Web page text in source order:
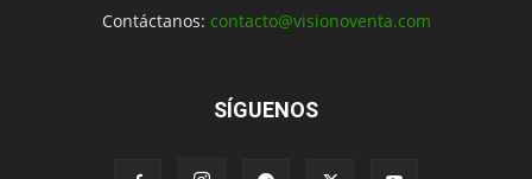
Contáctanos: contacto@visionoventa.com
SÍGUENOS